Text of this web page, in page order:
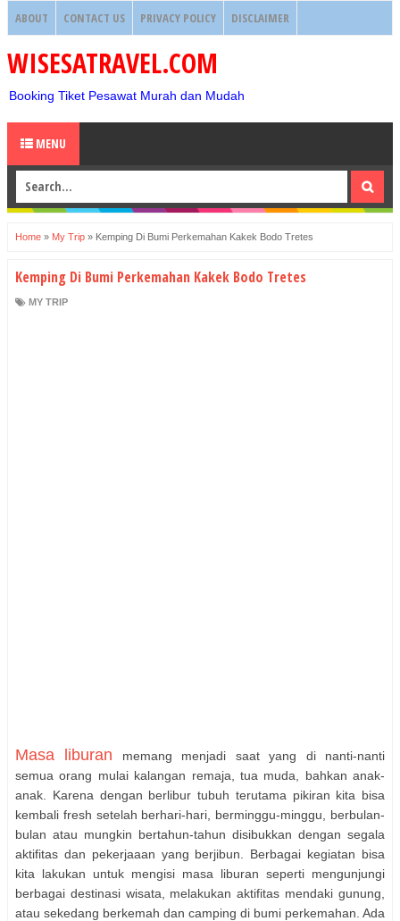
ABOUT CONTACT US PRIVACY POLICY DISCLAIMER
WISESATRAVEL.COM
Booking Tiket Pesawat Murah dan Mudah
MENU
Home » My Trip » Kemping Di Bumi Perkemahan Kakek Bodo Tretes
Kemping Di Bumi Perkemahan Kakek Bodo Tretes
MY TRIP
Masa liburan memang menjadi saat yang di nanti-nanti
semua orang mulai kalangan remaja, tua muda, bahkan anak-
anak. Karena dengan berlibur tubuh terutama pikiran kita bisa
kembali fresh setelah berhari-hari, berminggu-minggu, berbulan-
bulan atau mungkin bertahun-tahun disibukkan dengan segala
aktifitas dan pekerjaaan yang berjibun. Berbagai kegiatan bisa
kita lakukan untuk mengisi masa liburan seperti mengunjungi
berbagai destinasi wisata, melakukan aktifitas mendaki gunung,
atau sekedang berkemah dan camping di bumi perkemahan. Ada